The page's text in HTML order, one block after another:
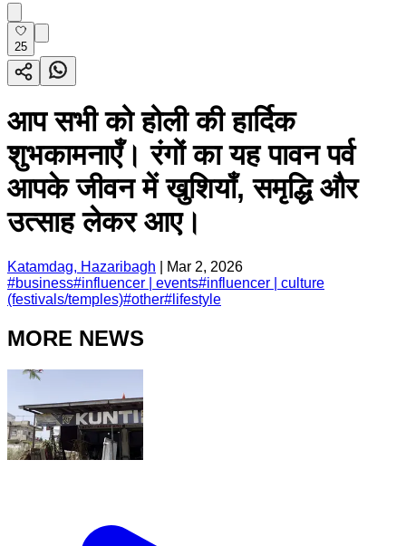
25
आप सभी को होली की हार्दिक
शुभकामनाएँ। रंगों का यह पावन पर्व
आपके जीवन में खुशियाँ, समृद्धि और
उत्साह लेकर आए।
Katamdag, Hazaribagh
Mar 2, 2026
#business#influencer | events#influencer | culture
(festivals/temples)#other# lifestyle
MORE NEWS